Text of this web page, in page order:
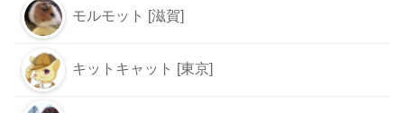
モルモット [滋賀]
キットキャット [東京]